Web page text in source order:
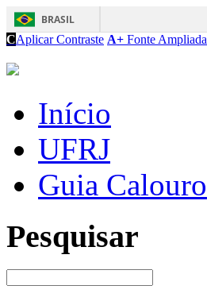
BRASIL
CAplicar Contraste A+ Fonte Ampliada
Início
UFRJ
Guia Calouro
Pesquisar